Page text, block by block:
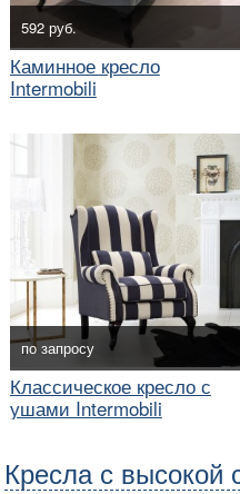
592 руб.
Каминное кресло
Intermobili
по запросу
Классическое кресло с
ушами Intermobili
Кресла с высокой